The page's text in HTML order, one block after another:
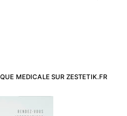
MEDICALE SUR ZESTETIK.FR